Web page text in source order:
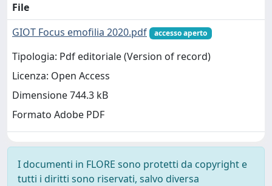
File
GIOT Focus emofilia 2020.pdf
accesso aperto
Tipologia: Pdf editoriale (Version of record)
Licenza: Open Access
Dimensione 744.3 kB
Formato Adobe PDF
I documenti in FLORE sono protetti da copyright e
tutti i diritti sono riservati, salvo diversa